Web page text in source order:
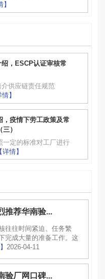
】
，ESCP认证审核常
供应链责任规范
情】
，疫情下劳工政策及常
）
一定的标准对工厂进行
【详情】
推荐华南验...
往往时间紧迫、任务繁
完成大量的准备工作。这
2026-04-11
验厂网口碑...